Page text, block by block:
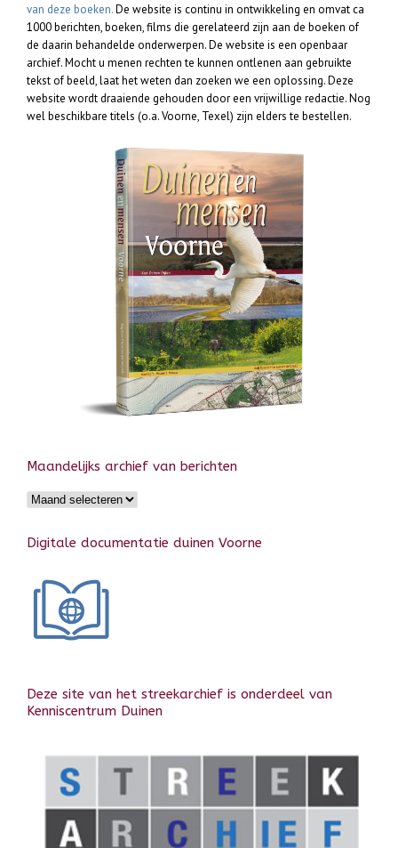
van deze boeken.De website is continu in ontwikkeling en omvat ca
1000 berichten, boeken, films die gerelateerd zijn aan de boeken of
de daarin behandelde onderwerpen. De website is een openbaar
archief. Mocht u menen rechten te kunnen ontlenen aan gebruikte
tekst of beeld, laat het weten dan zoeken we een oplossing. Deze
website wordt draaiende gehouden door een vrijwillige redactie. Nog
wel beschikbare titels (o.a. Voorne, Texel) zijn elders te bestellen.
Maandelijks archief van berichten
Maandelijks
van
berichten
Digitale documentatie duinen Voorne
Deze site van het streekarchief is onderdeel van
Kenniscentrum Duinen